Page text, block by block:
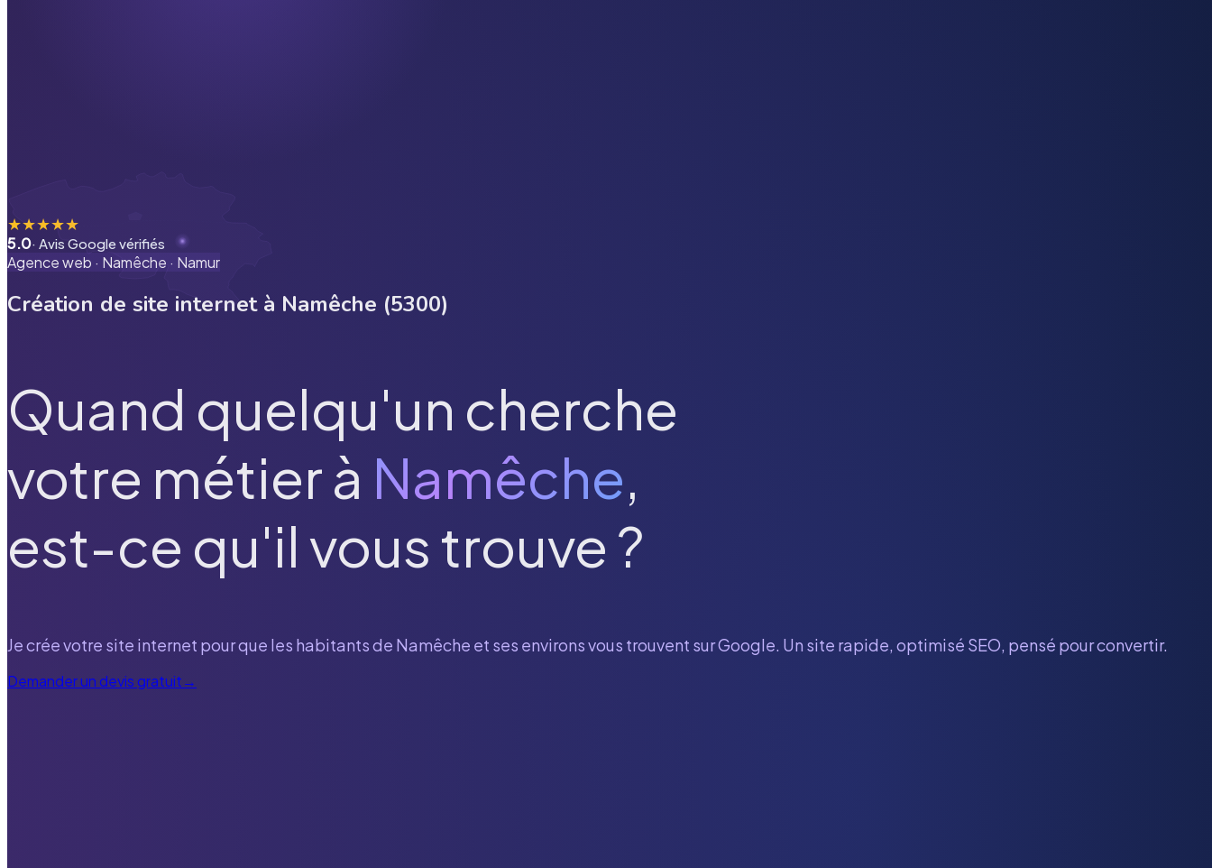
★★★★★
5.0· Avis Google vérifiés
Agence web · Namêche · Namur
Création de site internet à Namêche (5300)
Quand quelqu'un cherche
votre métier à Namêche,
est-ce qu'il vous trouve ?
Je crée votre site internet pour que les habitants de Namêche et ses environs vous trouvent sur Google. Un site rapide, optimisé SEO, pensé pour convertir.
Demander un devis gratuit→